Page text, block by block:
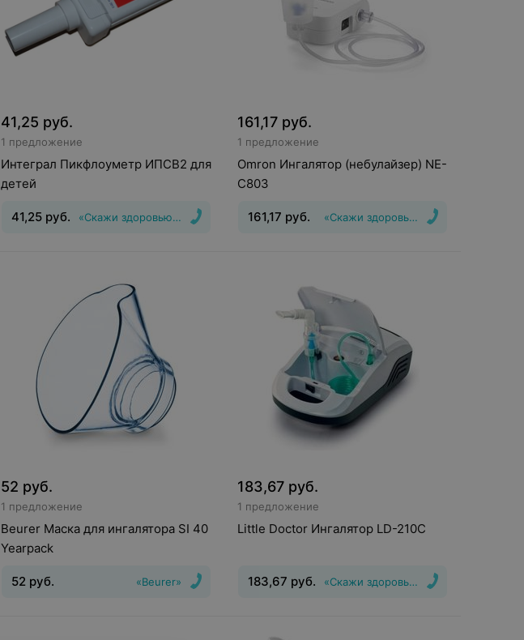
41,25 руб.
1 предложение
Интеграл Пикфлоуметр ИПСВ2 для
детей
«Скажи здоровью Да!»
41,25 руб.
161,17 руб.
1 предложение
Omron Ингалятор (небулайзер) NE-
C803
«Скажи здоровью Да!»
161,17 руб.
52 руб.
1 предложение
Beurer Маска для ингалятора SI 40
Yearpack
«Beurer»
52 руб.
183,67 руб.
1 предложение
Little Doctor Ингалятор LD-210C
«Скажи здоровью Да!»
183,67 руб.